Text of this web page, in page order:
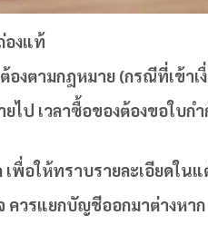
องแท้
งตามกฎหมาย (กรณีที่เข้าเ
ป เวลาซื้อของต้องขอใบ
เพื่อให้ทราบรายละเอียดใน
ควรแยกบัญชีออกมาต่างหาก